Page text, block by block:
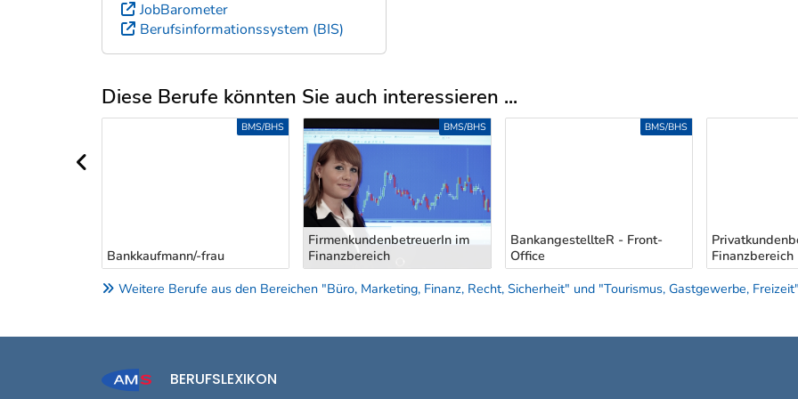
JobBarometer
Berufsinformationssystem (BIS)
Diese Berufe könnten Sie auch interessieren ...
Uber weitere Berufsvorschläge
Finanzbereich
BMS/BHS
BankangestellteR - Front-
Office
BMS/BHS
PrivatkundenbetreuerIn im
Finanzbereich
BMS/BHS
AnalystIn
Weitere Berufe aus den Bereichen "Büro, Marketing, Finanz, Recht, Sicherheit" und "Tourismus, Gastgewerbe,
BERUFSLEXIKON